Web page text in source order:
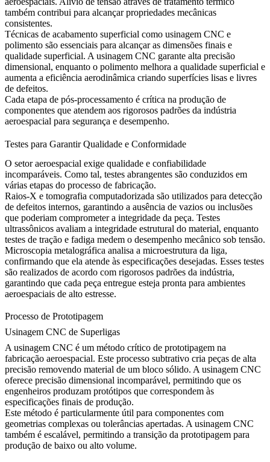
também contribui para alcançar propriedades mecânicas
consistentes.
Técnicas de acabamento superficial como usinagem CNC e
polimento são essenciais para alcançar as dimensões finais e
qualidade superficial. A usinagem CNC garante alta precisão
dimensional, enquanto o polimento melhora a qualidade superficial e
aumenta a eficiência aerodinâmica criando superfícies lisas e livres
de defeitos.
Cada etapa de pós-processamento é crítica na produção de
componentes que atendem aos rigorosos padrões da indústria
aeroespacial para segurança e desempenho.
Testes para Garantir Qualidade e Conformidade
O setor aeroespacial exige qualidade e confiabilidade
incomparáveis. Como tal, testes abrangentes são conduzidos em
várias etapas do processo de fabricação.
Raios-X e tomografia computadorizada são utilizados para detecção
de defeitos internos, garantindo a ausência de vazios ou inclusões
que poderiam comprometer a integridade da peça. Testes
ultrassônicos avaliam a integridade estrutural do material, enquanto
testes de tração e fadiga medem o desempenho mecânico sob tensão.
Microscopia metalográfica analisa a microestrutura da liga,
confirmando que ela atende às especificações desejadas. Esses testes
são realizados de acordo com rigorosos padrões da indústria,
garantindo que cada peça entregue esteja pronta para ambientes
aeroespaciais de alto estresse.
Processo de Prototipagem
Usinagem CNC de Superligas
A usinagem CNC é um método crítico de prototipagem na
fabricação aeroespacial. Este processo subtrativo cria peças de alta
precisão removendo material de um bloco sólido. A usinagem CNC
oferece precisão dimensional incomparável, permitindo que os
engenheiros produzam protótipos que correspondem às
especificações finais de produção.
Este método é particularmente útil para componentes com
geometrias complexas ou tolerâncias apertadas. A usinagem CNC
também é escalável, permitindo a transição da prototipagem para
produção de baixo ou alto volume.